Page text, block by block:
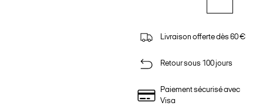
Livraison offerte dès 60 €
Retour sous 100 jours
Paiement sécurisé avec
Visa